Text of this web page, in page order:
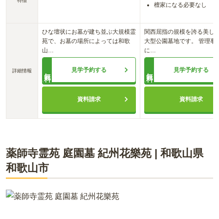
詳細情報
ひな壇状にお墓が建ち並ぶ大規模霊
苑で、お墓の場所によっては和歌
山
見学予約する
資料請求
檀家になる必要なし
関西屈指の規模を誇る美し
大型公園墓地です。 管理事
に
見学予約する
資料請求
薬師寺霊苑 庭園墓 紀州花樂苑 | 和歌山県
和歌山市